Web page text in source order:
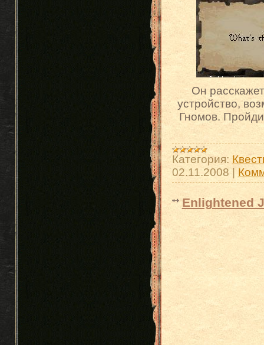
Он
устройство,
Гномов.
Категория:
02.11.2008
Enlightened